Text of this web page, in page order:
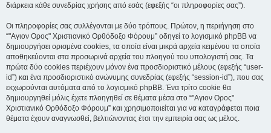
διάρκεια κάθε συνεδρίας χρήσης από εσάς (εφεξής “οι πληροφορίες σας”).
Οι πληροφορίες σας συλλέγονται με δύο τρόπους. Πρώτον, η περιήγηση στο
“"Αγιον Ορος" Χριστιανικό Ορθόδοξο Φόρουμ” οδηγεί το λογισμικό phpBB να
δημιουργήσει ορισμένα cookies, τα οποία είναι μικρά αρχεία κειμένου τα οποία
αποθηκεύονται στα προσωρινά αρχεία του πλοηγού του υπολογιστή σας. Τα
πρώτα δύο cookies περιέχουν μόνον ένα προσδιοριστικό μέλους (εφεξής “user-
id”) και ένα προσδιοριστικό ανώνυμης συνεδρίας (εφεξής “session-id”), που σας
εκχωρούνται αυτόματα από το λογισμικό phpBB. Ένα τρίτο cookie θα
δημιουργηθεί μόλις έχετε πλοηγηθεί σε θέματα μέσα στο “"Αγιον Ορος"
Χριστιανικό Ορθόδοξο Φόρουμ” και χρησιμοποιείται για να καταγράφεται ποια
θέματα έχουν αναγνωσθεί, βελτιώνοντας έτσι την εμπειρία σας ως μέλος.